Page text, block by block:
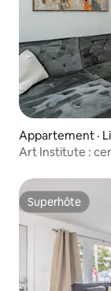
Appartement ·
Art Institute :
Superhôte
Superhôte